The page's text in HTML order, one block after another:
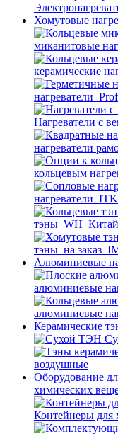
Хомутовые
миканитовые
керамические
Нагреватели с
нагреватели
кольцевым
тэны_WH_Китай
тэны_на
Алюминиевые
алюминиевые
алюминиевые
Керамические
воздушные
Оборудование
химических
Контейнеры для